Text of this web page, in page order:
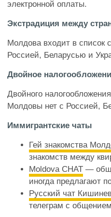
электронной оплаты.
Экстрадиция между
Молдова входит в список
Россией, Беларусью и
Двойное
Двойного
Молдовы нет с Россией,
Иммигрантские чаты
Гей знакомства
знакомств между
Moldova CHAT —
иногда предлагают
Русский чат
телеграм с